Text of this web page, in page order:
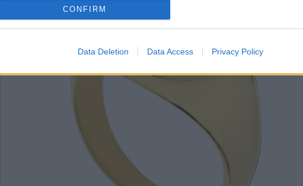
CONFIRM
Data Deletion Data Access Privacy Policy